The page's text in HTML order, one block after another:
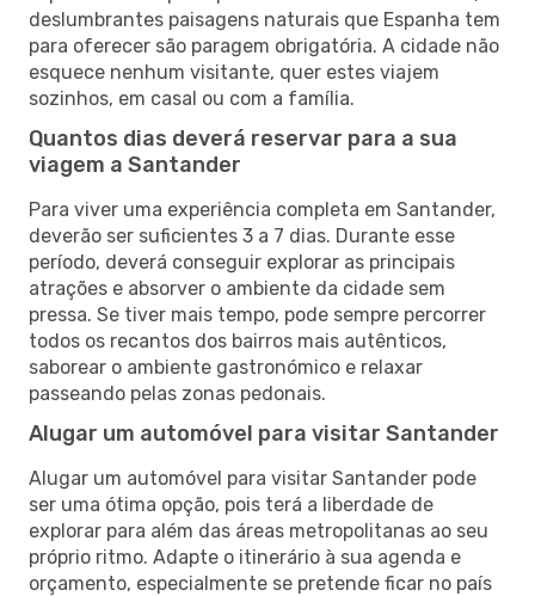
deslumbrantes paisagens naturais que Espanha tem
para oferecer são paragem obrigatória. A cidade não
esquece nenhum visitante, quer estes viajem
sozinhos, em casal ou com a família.
Quantos dias deverá reservar para a sua
viagem a Santander
Para viver uma experiência completa em Santander,
deverão ser suficientes 3 a 7 dias. Durante esse
período, deverá conseguir explorar as principais
atrações e absorver o ambiente da cidade sem
pressa. Se tiver mais tempo, pode sempre percorrer
todos os recantos dos bairros mais autênticos,
saborear o ambiente gastronómico e relaxar
passeando pelas zonas pedonais.
Alugar um automóvel para visitar Santander
Alugar um automóvel para visitar Santander pode
ser uma ótima opção, pois terá a liberdade de
explorar para além das áreas metropolitanas ao seu
próprio ritmo. Adapte o itinerário à sua agenda e
orçamento, especialmente se pretende ficar no país